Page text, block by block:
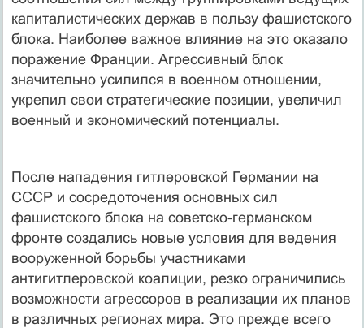
капиталистических держав в пользу фашистского
блока. Наиболее важное влияние на это оказало
поражение Франции. Агрессивный блок
значительно усилился в военном отношении,
укрепил свои стратегические позиции, увеличил
военный и экономический потенциалы.
После нападения гитлеровской Германии на
СССР и сосредоточения основных сил
фашистского блока на советско-германском
фронте создались новые условия для ведения
вооруженной борьбы участниками
антигитлеровской коалиции, резко ограничились
возможности агрессоров в реализации их планов
в различных регионах мира. Это прежде всего